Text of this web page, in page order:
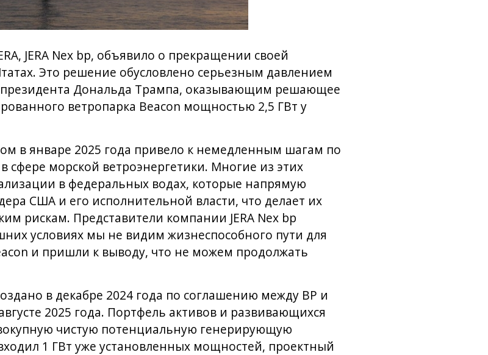
JERA Nex bp, объявило о прекращении своей
Это решение обусловлено серьезным давлением
президента Дональда Трампа, оказывающим решающее
ветропарка Beacon мощностью 2,5 ГВт у
в январе 2025 года привело к немедленным шагам по
сфере морской ветроэнергетики. Многие из этих
в федеральных водах, которые напрямую
США и его исполнительной власти, что делает их
рискам. Представители компании JERA Nex bp
условиях мы не видим жизнеспособного пути для
и пришли к выводу, что не можем продолжать
в декабре 2024 года по соглашению между BP и
2025 года. Портфель активов и развивающихся
чистую потенциальную генерирующую
1 ГВт уже установленных мощностей, проектный